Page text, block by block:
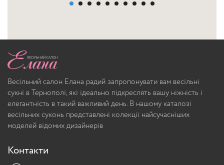
Весільний салон Елана радий запропонувати вам весільні
сукні в Тернополі, які ідеально підкреслять вашу ніжність і
елегантність в такий важливий день. В нашому каталозі
весільних суконь представлені колекції найсучасніших
моделей відомих дизайнерів
Контакти